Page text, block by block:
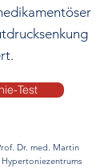
Test
Dr. med. Martin